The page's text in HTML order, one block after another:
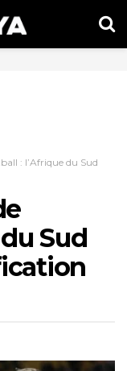
: l’Afrique du Sud
Sud